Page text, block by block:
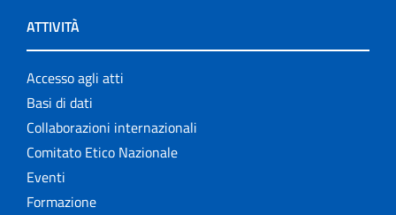
ATTIVITÀ
Accesso agli atti
Basi di dati
Collaborazioni internazionali
Comitato Etico Nazionale
Eventi
Formazione